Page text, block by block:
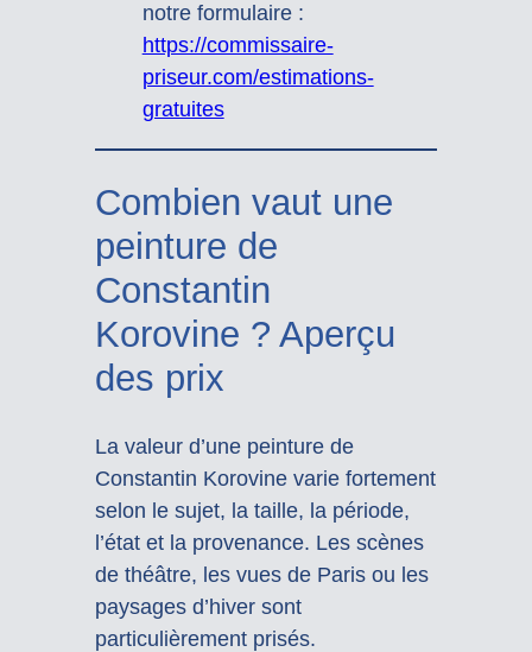
notre formulaire :
https://commissaire-
priseur.com/estimations-
gratuites
Combien vaut une
peinture de
Constantin
Korovine ? Aperçu
des prix
La valeur d’une peinture de
Constantin Korovine varie fortement
selon le sujet, la taille, la période,
l’état et la provenance. Les scènes
de théâtre, les vues de Paris ou les
paysages d’hiver sont
particulièrement prisés.